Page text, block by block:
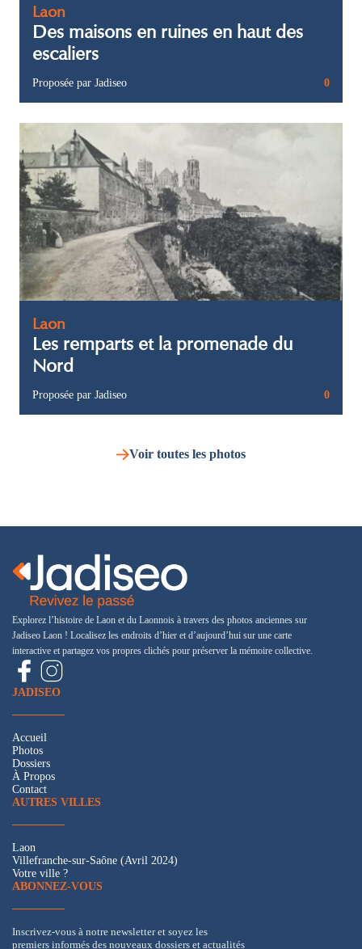
Laon
Des maisons en ruines en haut des
escaliers
Proposée par Jadiseo 0
Laon
Les remparts et la promenade du
Nord
Proposée par Jadiseo 0
Voir toutes les photos
Explorez l’histoire de Laon et du Laonnois à travers des photos anciennes sur
Jadiseo Laon ! Localisez les endroits d’hier et d’aujourd’hui sur une carte
interactive et partagez vos propres clichés pour préserver la mémoire collective.
JADISEO
Accueil
Photos
Dossiers
À Propos
Contact
AUTRES VILLES
Laon
Villefranche-sur-Saône (Avril 2024)
Votre ville ?
ABONNEZ-VOUS
Inscrivez-vous à notre newsletter et soyez les
premiers informés des nouveaux dossiers et actualités